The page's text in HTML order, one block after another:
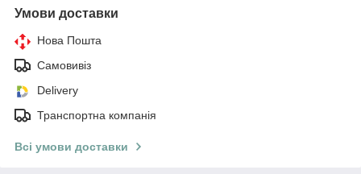
Умови доставки
Нова Пошта
Самовивіз
Delivery
Транспортна компанія
Всі умови доставки